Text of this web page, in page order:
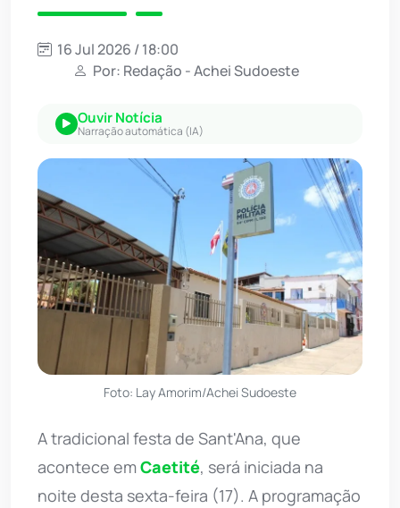
16 Jul 2026 / 18:00
Por: Redação - Achei Sudoeste
Ouvir Notícia
Narração automática (IA)
Foto: Lay Amorim/Achei Sudoeste
A tradicional festa de Sant'Ana, que
acontece emCaetité, será iniciada na
noite desta sexta-feira (17). A programação